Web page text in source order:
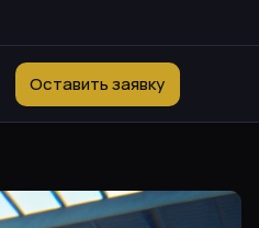
Оставить заявку